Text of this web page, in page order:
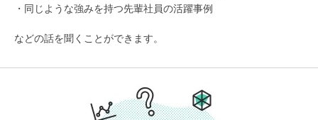
・同じような強みを持つ先輩社員の活躍事例
などの話を聞くことができます。